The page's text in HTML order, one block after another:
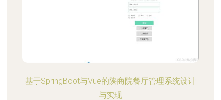
基于SpringBoot与Vue的陕商院餐厅管理系统设计
与实现